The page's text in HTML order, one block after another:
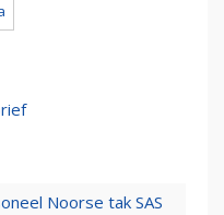
Noorse tak SAS